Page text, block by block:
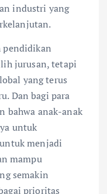
industri yang
pendidikan
jurusan, tetapi
yang terus
Dan bagi para
bahwa anak-anak
untuk
menjadi
mampu
semakin
prioritas